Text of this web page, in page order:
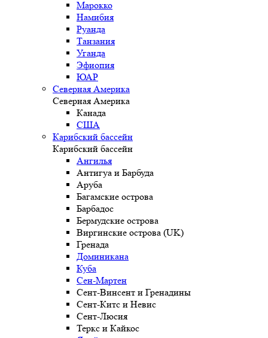
Марокко
Намибия
Руанда
Танзания
Уганда
Эфиопия
ЮАР
Северная Америка
Северная Америка
Канада
США
Карибский бассейн
Карибский бассейн
Ангилья
Антигуа и Барбуда
Аруба
Багамские острова
Барбадос
Бермудские острова
Виргинские острова (UK)
Гренада
Доминикана
Куба
Сен-Мартен
Сент-Винсент и Гренадины
Сент-Китс и Невис
Сент-Люсия
Теркс и Кайкос